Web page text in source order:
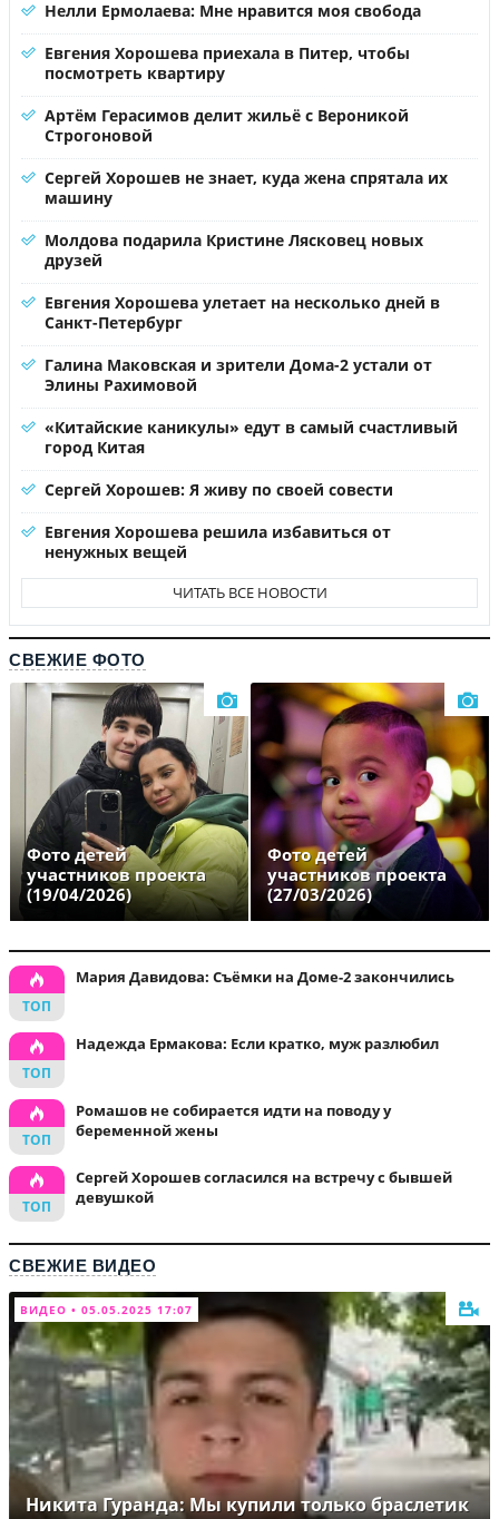
Нелли Ермолаева: Мне нравится моя свобода
Евгения Хорошева приехала в Питер, чтобы
посмотреть квартиру
Артём Герасимов делит жильё с Вероникой
Строгоновой
Сергей Хорошев не знает, куда жена спрятала их
машину
Молдова подарила Кристине Лясковец новых
друзей
Евгения Хорошева улетает на несколько дней в
Санкт-Петербург
Галина Маковская и зрители Дома-2 устали от
Элины Рахимовой
«Китайские каникулы» едут в самый счастливый
город Китая
Сергей Хорошев: Я живу по своей совести
Евгения Хорошева решила избавиться от
ненужных вещей
ЧИТАТЬ ВСЕ НОВОСТИ
СВЕЖИЕ ФОТО
Фото детей
участников проекта
(19/04/2026)
Фото детей
участников проекта
(27/03/2026)
Мария Давидова: Съёмки на Доме-2 закончились
Надежда Ермакова: Если кратко, муж разлюбил
Ромашов не собирается идти на поводу у
беременной жены
Сергей Хорошев согласился на встречу с бывшей
девушкой
СВЕЖИЕ ВИДЕО
ВИДЕО • 05.05.2025 17:07
Никита Гуранда: Мы купили только браслетик